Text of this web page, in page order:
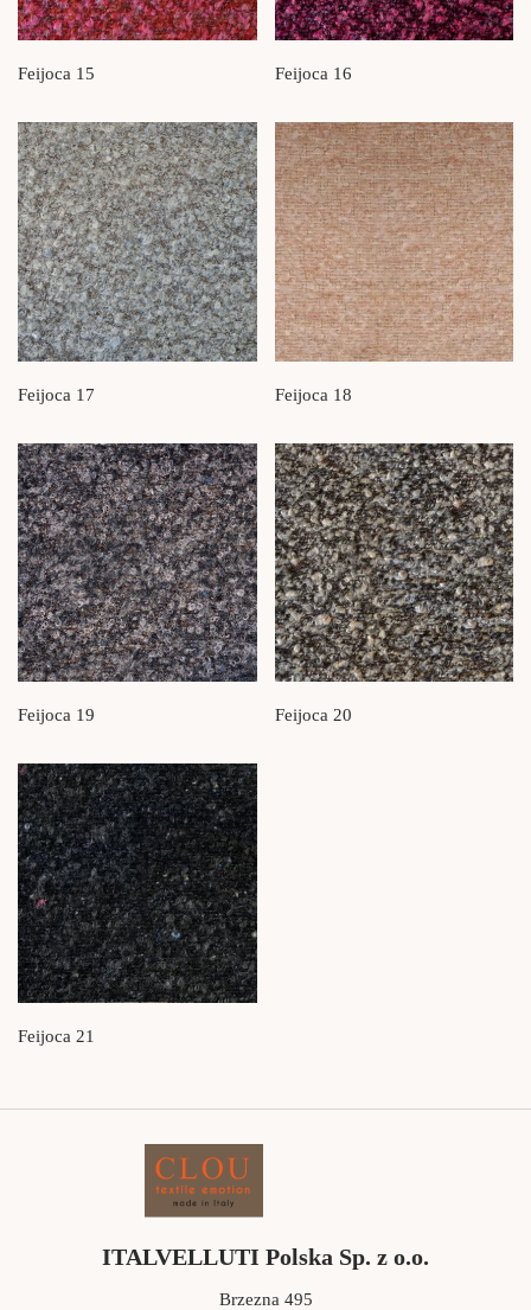
Feijoca 15 Feijoca 16
Feijoca 17 Feijoca 18
Feijoca 19 Feijoca 20
Feijoca 21
ITALVELLUTI Polska Sp. z o.o.
Brzezna 495